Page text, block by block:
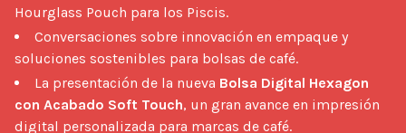
Hourglass Pouch para los Piscis.
Conversaciones sobre innovación en empaque y
soluciones sostenibles para bolsas de café.
La presentación de la nueva Bolsa Digital Hexagon
con Acabado Soft Touch, un gran avance en impresión
digital personalizada para marcas de café.